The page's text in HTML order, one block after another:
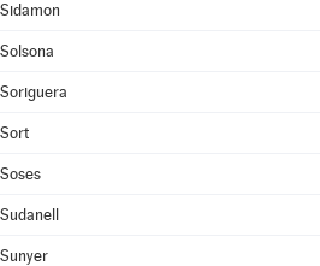
Sidamon
Solsona
Soriguera
Sort
Soses
Sudanell
Sunyer